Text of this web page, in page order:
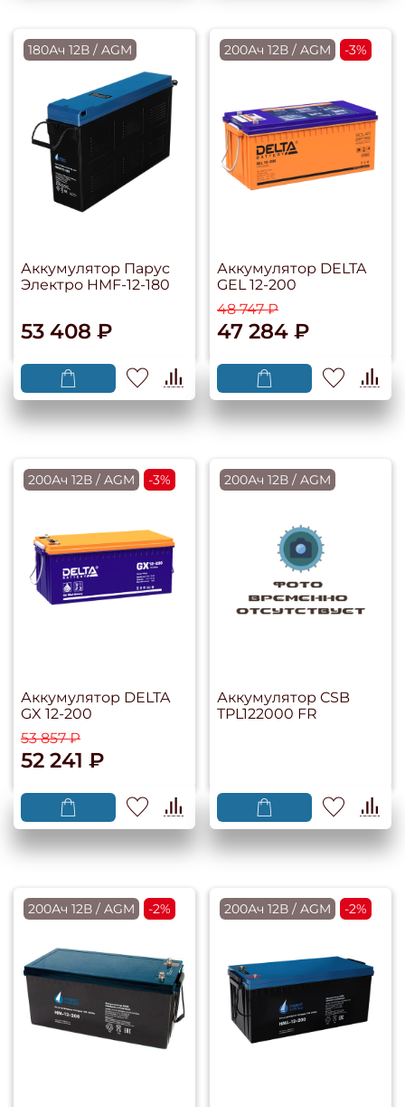
180Ач 12В / AGM
Аккумулятор Парус
Электро HMF-12-180
53 408 ₽
200Ач 12В / AGM -3%
Аккумулятор DELTA
GEL 12-200
48 747 ₽
47 284 ₽
200Ач 12В / AGM -3%
Аккумулятор DELTA
GX 12-200
53 857 ₽
52 241 ₽
200Ач 12В / AGM
Аккумулятор CSB
TPL122000 FR
200Ач 12В / AGM -2% 200Ач 12В / AGM -2%